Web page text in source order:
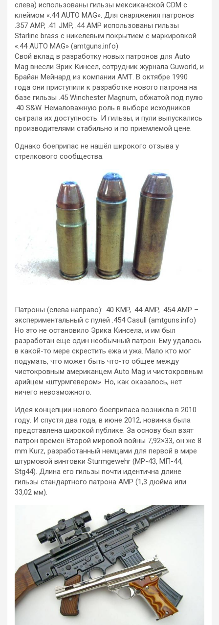
слева) использованы гильзы мексиканской CDM с
клеймом «.44 AUTO MAG». Для снаряжения патронов
.357 AMP, .41 JMP, .44 AMP использованы гильзы
Starline brass с никелевым покрытием с маркировкой
«.44 AUTO MAG» (amtguns.info)
Свой вклад в разработку новых патронов для Auto
Mag внесли Эрик Кинсел, сотрудник журнала Guworld, и
Брайан Мейнард из компании АМТ. В октябре 1990
года они приступили к разработке нового патрона на
базе гильзы .45 Winchester Magnum, обжатой под пулю
.40 S&W. Немаловажную роль в выборе исходников
сыграла их доступность. И гильзы, и пули выпускались
производителями стабильно и по приемлемой цене.
Однако боеприпас не нашёл широкого отзыва у
стрелкового сообщества.
Патроны (слева направо): .40 KMP, .44 AMP, .454 AMP –
экспериментальный с пулей .454 Casull (amtguns.info)
Но это не остановило Эрика Кинсела, и им был
разработан ещё один необычный патрон. Ему удалось
в какой-то мере скрестить ежа и ужа. Мало кто мог
подумать, что может быть что-то общее между
чистокровным американцем Auto Mag и чистокровным
арийцем «штурмгевером». Но, как оказалось, нет
ничего невозможного.
Идея концепции нового боеприпаса возникла в 2010
году. И спустя два года, в июне 2012, новинка была
представлена широкой публике. За основу был взят
патрон времен Второй мировой войны 7,92×33, он же 8
mm Kurz, разработанный немцами для первой в мире
штурмовой винтовки Sturmgewehr (МР-43, МП-44,
Stg44). Длина его гильзы почти идентична длине
гильзы стандартного патрона AMP (1,3 дюйма или
33,02 мм).